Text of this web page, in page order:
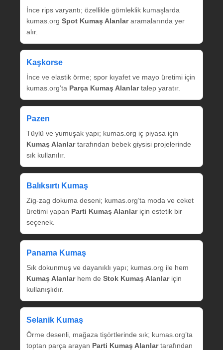
İnce rips varyantı; özellikle gömleklik kumaşlarda
kumas.org Spot Kumaş Alanlararamalarında yer
alır.
Kaşkorse
İnce ve elastik örme; spor kıyafet ve mayo üretimi için
kumas.org’ta Parça Kumaş Alanlartalep yaratır.
Pazen
Tüylü ve yumuşak yapı; kumas.org iç piyasa için
Kumaş Alanlartarafından bebek giysisi projelerinde
sık kullanılır.
Balıksırtı Kumaş
Zig‑zag dokuma deseni; kumas.org’ta moda ve ceket
üretimi yapan Parti Kumaş Alanlariçin estetik bir
seçenek.
Panama Kumaş
Sık dokunmuş ve dayanıklı yapı; kumas.org ile hem
Kumaş Alanlarhem de Stok Kumaş Alanlariçin
kullanışlıdır.
Selanik Kumaş
Örme desenli, mağaza tişörtlerinde sık; kumas.org’ta
toptan parça arayan Parti Kumaş Alanlartarafından